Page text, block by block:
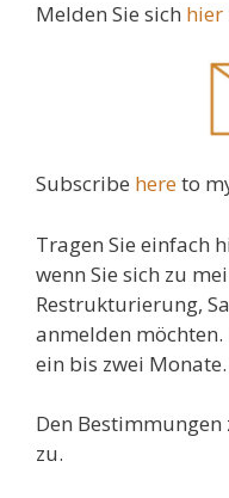
Melden Sie sich hier
Subscribe hereto
Tragen Sie einfach
wenn Sie sich zu
Restrukturierung,
anmelden
ein bis zwei Monate.
Den
zu.